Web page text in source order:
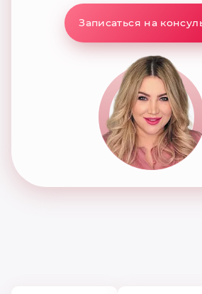
Записаться на